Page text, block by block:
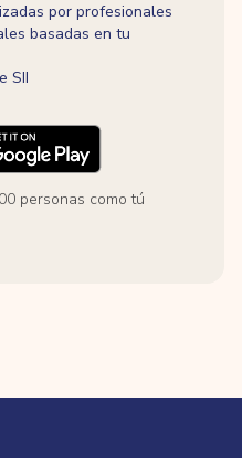
por profesionales
basadas en tu
SII
personas como tú